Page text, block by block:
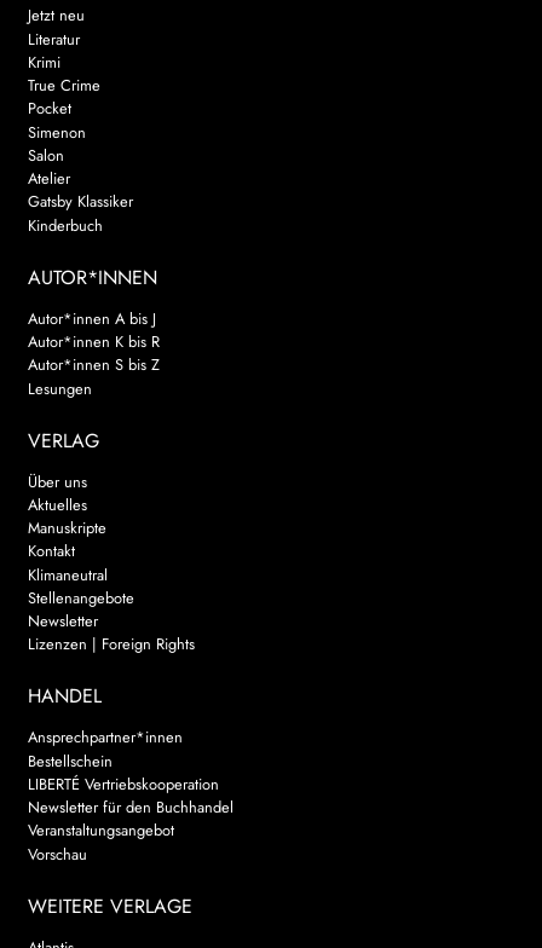
Jetzt neu
Literatur
Krimi
True Crime
Pocket
Simenon
Salon
Atelier
Gatsby Klassiker
Kinderbuch
AUTOR*INNEN
Autor*innen A bis J
Autor*innen K bis R
Autor*innen S bis Z
Lesungen
VERLAG
Über uns
Aktuelles
Manuskripte
Kontakt
Klimaneutral
Stellenangebote
Newsletter
Lizenzen | Foreign Rights
HANDEL
Ansprechpartner*innen
Bestellschein
LIBERTÉ Vertriebskooperation
Newsletter für den Buchhandel
Veranstaltungsangebot
Vorschau
WEITERE VERLAGE